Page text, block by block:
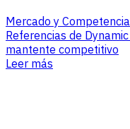
Mercado y Competencia
Referencias de
mantente competitivo
Leer más